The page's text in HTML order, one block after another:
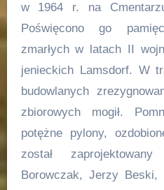
w 1964 r. na
Poświęcono go
zmarłych w latach II
jenieckich Lamsdorf. W
budowlanych
zbiorowych mogił.
potężne pylony,
został
Borowczak, Jerzy